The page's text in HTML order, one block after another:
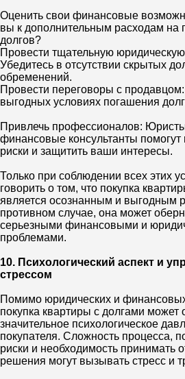
Оценить свои финансовые
вы к дополнительным расходам на
долгов?
Провести тщательную
Убедитесь в отсутствии скрытых
обременений.
Провести переговоры с
выгодных условиях погашения
Привлечь профессионалов:
финансовые консультанты
риски и защитить ваши интересы.
Только при соблюдении всех этих
говорить о том, что покупка
является осознанным и выгодным
противном случае, она может
серьезными финансовыми и
проблемами.
10. Психологический аспект и
стрессом
Помимо юридических и
покупка квартиры с долгами может
значительное психологическое
покупателя. Сложность процесса,
риски и необходимость принимать
решения могут вызывать стресс и